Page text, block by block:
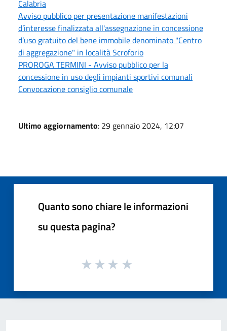
Calabria
Avviso pubblico per presentazione manifestazioni
d’interesse finalizzata all'assegnazione in concessione
d’uso gratuito del bene immobile denominato "Centro
di aggregazione" in località Scroforio
PROROGA TERMINI - Avviso pubblico per la
concessione in uso degli impianti sportivi comunali
Convocazione consiglio comunale
Ultimo aggiornamento: 29 gennaio 2024, 12:07
Quanto sono chiare le informazioni
su questa pagina?